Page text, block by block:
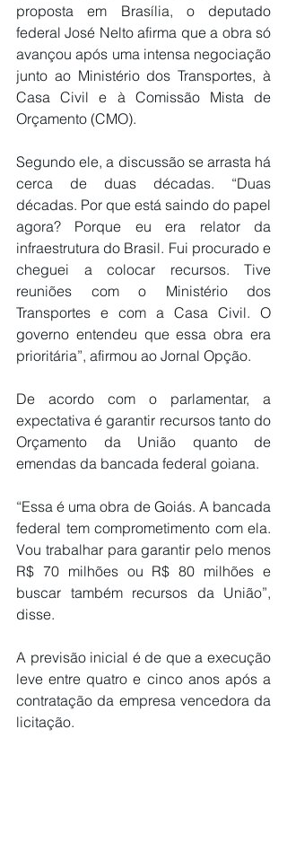
proposta em Brasília, o deputado
federal José Nelto afirma que a obra só
avançou após uma intensa negociação
junto ao Ministério dos Transportes, à
Casa Civil e à Comissão Mista de
Orçamento (CMO).
Segundo ele, a discussão se arrasta há
cerca de duas décadas. “Duas
décadas. Por que está saindo do papel
agora? Porque eu era relator da
infraestrutura do Brasil. Fui procurado e
cheguei a colocar recursos. Tive
reuniões com o Ministério dos
Transportes e com a Casa Civil. O
governo entendeu que essa obra era
prioritária”, afirmou ao Jornal Opção.
De acordo com o parlamentar, a
expectativa é garantir recursos tanto do
Orçamento da União quanto de
emendas da bancada federal goiana.
“Essa é uma obra de Goiás. A bancada
federal tem comprometimento com ela.
Vou trabalhar para garantir pelo menos
R$ 70 milhões ou R$ 80 milhões e
buscar também recursos da União”,
disse.
A previsão inicial é de que a execução
leve entre quatro e cinco anos após a
contratação da empresa vencedora da
licitação.